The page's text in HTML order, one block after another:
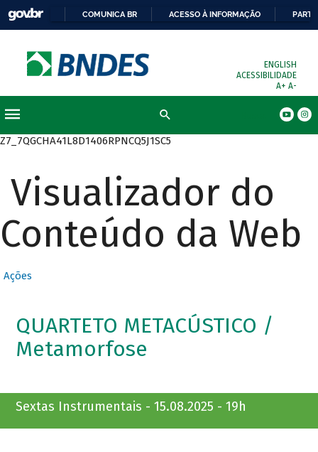
COMUNICA BR ACESSO À INFORMAÇÃO
ENGLISH
ACESSIBILIDADE
A+ A-
Z7_7QGCHA41L8D1406RPNCQ5J1SC5
Visualizador do
Conteúdo da Web
Ações
QUARTETO METACÚSTICO /
Metamorfose
Sextas Instrumentais - 15.08.2025 - 19h